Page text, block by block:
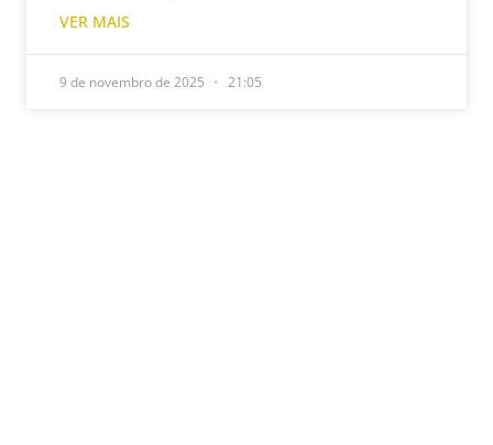
VER MAIS
9 de novembro de 2025 21:05